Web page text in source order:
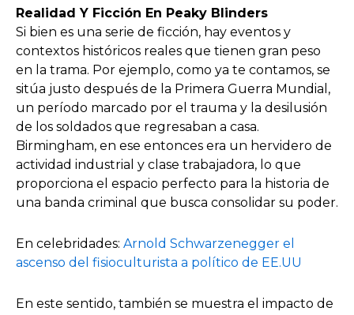
Realidad Y Ficción En Peaky Blinders
Si bien es una serie de ficción, hay eventos y
contextos históricos reales que tienen gran peso
en la trama. Por ejemplo, como ya te contamos, se
sitúa justo después de la Primera Guerra Mundial,
un período marcado por el trauma y la desilusión
de los soldados que regresaban a casa.
Birmingham, en ese entonces era un hervidero de
actividad industrial y clase trabajadora, lo que
proporciona el espacio perfecto para la historia de
una banda criminal que busca consolidar su poder.
En celebridades: Arnold Schwarzenegger el
ascenso del fisioculturista a político de EE.UU
En este sentido, también se muestra el impacto de